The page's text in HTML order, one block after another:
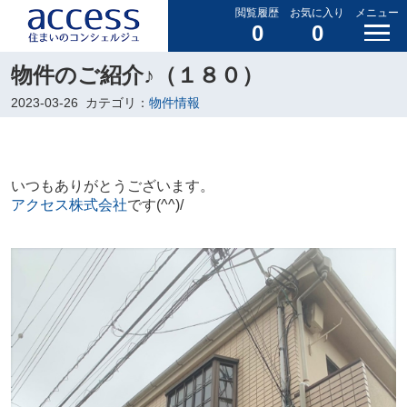
閲覧履歴
0
お気に入り
0
メニュー
物件のご紹介♪（１８０）
2023-03-26 カテゴリ： 物件情報
いつもありがとうございます。
アクセス株式会社です(^^)/